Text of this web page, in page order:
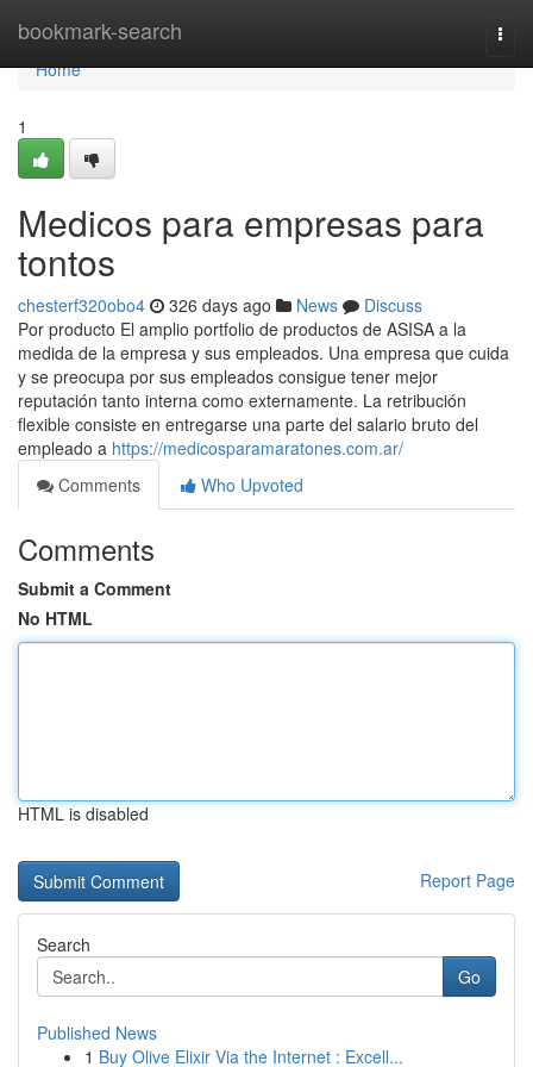
bookmark-search
Home
Home
1
Medicos para empresas para
tontos
chesterf320obo4 326 days ago News
Discuss
Por producto El amplio portfolio de productos de ASISA a la
medida de la empresa y sus empleados. Una empresa que cuida
y se preocupa por sus empleados consigue tener mejor
reputación tanto interna como externamente. La retribución
flexible consiste en entregarse una parte del salario bruto del
empleado a https://medicosparamaratones.com.ar/
Comments
Who Upvoted
Comments
Submit a Comment
No HTML
HTML is disabled
Report Page
Search
Go
Published News
1 Buy Olive Elixir Via the Internet : Excell...